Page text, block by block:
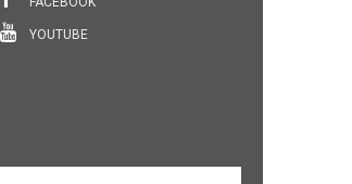
YOUTUBE